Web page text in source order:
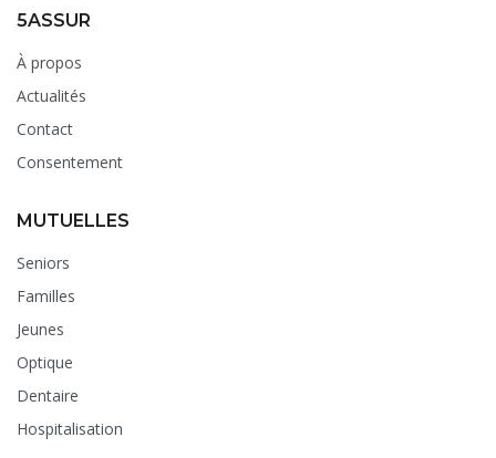
5ASSUR
À propos
Actualités
Contact
Consentement
MUTUELLES
Seniors
Familles
Jeunes
Optique
Dentaire
Hospitalisation